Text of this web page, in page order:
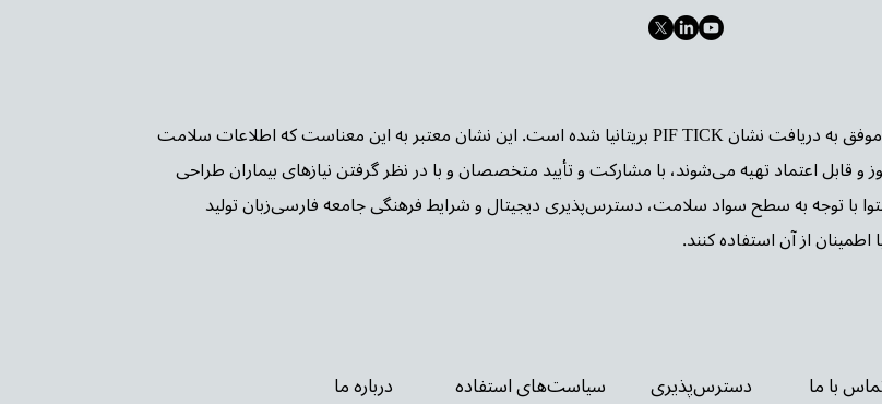
وب‌سایت «دیجی‌پزشک» موفق به دریافت نشان PIF TICK بریتانیا شده است. این نشان معتبر به این معناست که اطلاعات سلامت
و قابل اعتماد تهیه می‌شوند، با مشارکت و تأیید متخصصان و با در نظر گرفتن نیازهای بیماران طراحی
با توجه به سطح سواد سلامت، دسترس‌پذیری دیجیتال و شرایط فرهنگی جامعه فارسی‌زبان تولید
اطمینان از آن استفاده کنند.
با ما دسترس‌پذیری درباره ما سیاست‌های استفاده